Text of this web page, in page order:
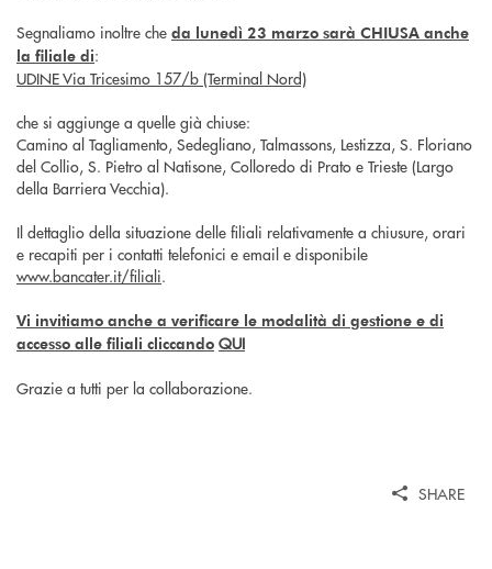
Segnaliamo inoltre che da lunedì 23 marzo sarà CHIUSA anche
la filiale di:
UDINE Via Tricesimo 157/b (Terminal Nord)
che si aggiunge a quelle già chiuse:
Camino al Tagliamento, Sedegliano, Talmassons, Lestizza, S. Floriano
del Collio, S. Pietro al Natisone, Colloredo di Prato e Trieste (Largo
della Barriera Vecchia).
Il dettaglio della situazione delle filiali relativamente a chiusure, orari
e recapiti per i contatti telefonici e email e disponibile
www.bancater.it/filiali.
Vi invitiamo anche a verificare le modalità di gestione e di
accesso alle filiali cliccando QUI
Grazie a tutti per la collaborazione.
SHARE